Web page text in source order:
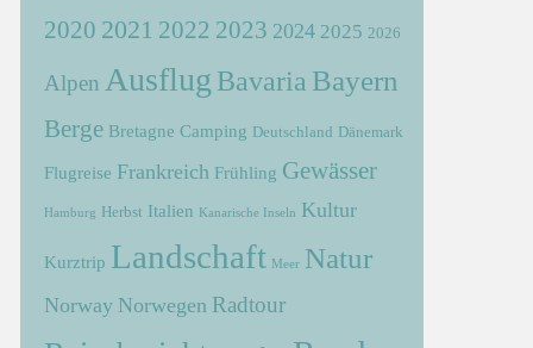
2020 2021 2022 2023 2024 2025 2026
Alpen Ausflug Bavaria Bayern
Berge Bretagne Camping Deutschland Dänemark
Flugreise Frankreich Frühling Gewässer
Hamburg Herbst Italien Kanarische Inseln Kultur
Kurztrip Landschaft Meer Natur
Norway Norwegen Radtour